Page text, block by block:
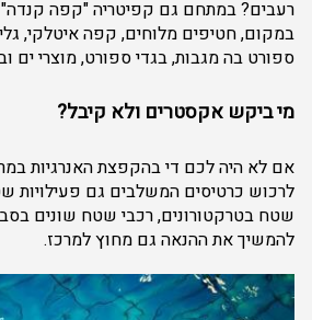
רעבים? במתחם גם קפיטריה "קפה
במקום, חטיפים מלוחים, קפה איטלקי,
ספורט בה מגבות, בגדי ספורט, מוצרי ים
מי ביקש אקסטרים ולא קיבל?
אם לא היה לכם די בהקפצת האנרגיות
לרכוש כרטיסים המשלבים גם פעילויות
שטח בטרקטורונים, רכבי שטח שונים
להמשיך את ההנאה גם מחוץ למרכז.